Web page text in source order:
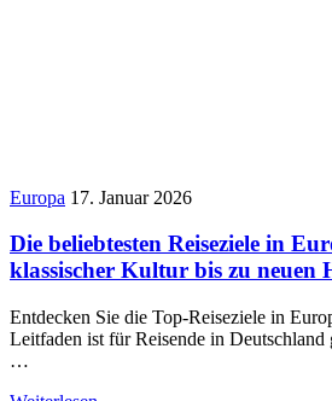
Europa 17. Januar 2026
Die beliebtesten Reiseziele in
klassischer Kultur bis zu neuen
Entdecken Sie die Top-Reiseziele in
Leitfaden ist für Reisende in Deutschland
…